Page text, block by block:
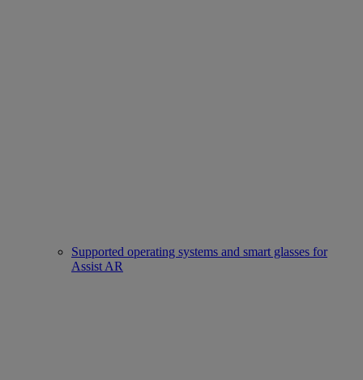
Supported operating systems and smart glasses for
Assist AR